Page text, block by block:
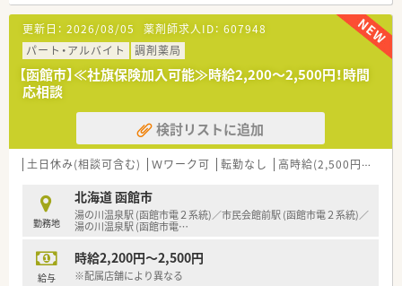
更新日： 2026/08/05 薬剤師求人ID： 607948
パート・アルバイト
調剤薬局
【函館市】≪社旗保険加入可能≫時給2,200～2,500円！時間
応相談
検討リストに追加
土日休み(相談可含む) Ｗワーク可 転勤なし 高時給(2,500円以上)
勤務地
北海道 函館市
湯の川温泉駅 (函館市電２系統)／市民会館前駅 (函館市電２系統)／
湯の川温泉駅 (函館市電…
給与
時給2,200円～2,500円
※配属店舗により異なる